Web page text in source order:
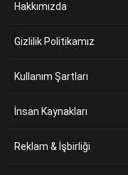
Hakkımızda
Gizlilik Politikamız
Kullanım Şartları
İnsan Kaynakları
Reklam & İşbirliği